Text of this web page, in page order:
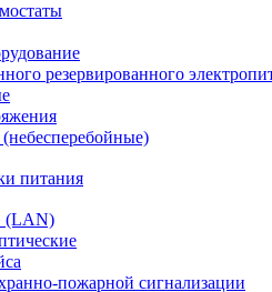
резервированного
питания
(LAN)
пожарной сигнализации